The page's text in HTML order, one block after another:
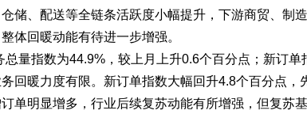
储、配送等全链条活跃度小幅提升，下游商贸、制
体回暖动能有待进一步增强。
总量指数为44.9%，较上月上升0.6个百分点；新订
回暖力度有限。新订单指数大幅回升4.8个百分点，
单明显增多，行业后续复苏动能有所增强，但复苏基